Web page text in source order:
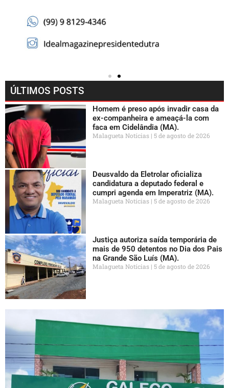
ÚLTIMOS POSTS
Homem é preso após invadir casa da
ex-companheira e ameaçá-la com
faca em Cidelândia (MA).
Malagueta Notícias 5 de agosto de 2026
Deusvaldo da Eletrolar oficializa
candidatura a deputado federal e
cumpri agenda em Imperatriz (MA).
Malagueta Notícias 5 de agosto de 2026
Justiça autoriza saída temporária de
mais de 950 detentos no Dia dos Pais
na Grande São Luís (MA).
Malagueta Notícias 5 de agosto de 2026